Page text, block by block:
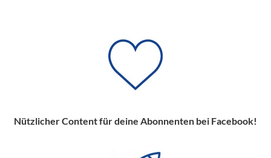
Nützlicher Content für deine Abonnenten bei Facebook!